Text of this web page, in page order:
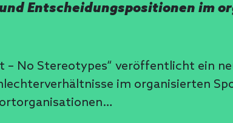
Entscheidungspositionen im
– No Stereotypes“ veröffentlicht ein
im organisierten